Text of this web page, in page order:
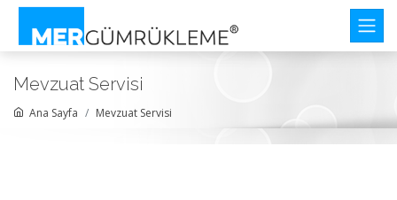
Mevzuat Servisi
Ana Sayfa Mevzuat Servisi